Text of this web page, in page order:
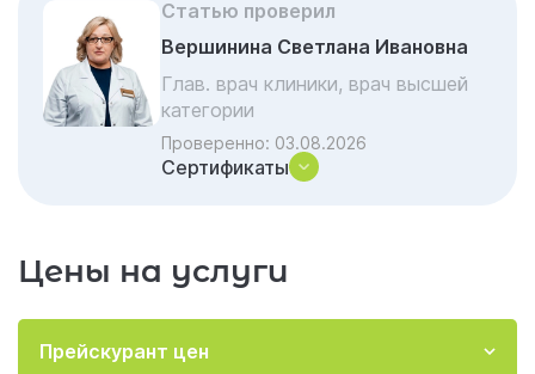
Выбор клиники: на что обратить внимание
Особенности лечения сопутствующих
заболеваний
Питание и восстановительные процедуры
Преимущества стационарного лечения в
«Гармонии»
Этапы пребывания в стационаре
Статью проверил
Вершинина Светлана Ивановна
Глав. врач клиники, врач высшей
категории
Проверенно: 03.08.2026
Сертификаты
Цены на услуги
Прейскурант цен